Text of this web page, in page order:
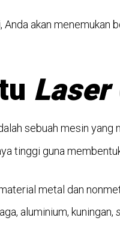
Anda akan menemukan
sebuah mesin yang
tinggi guna
metal dan
aluminium, kuningan,